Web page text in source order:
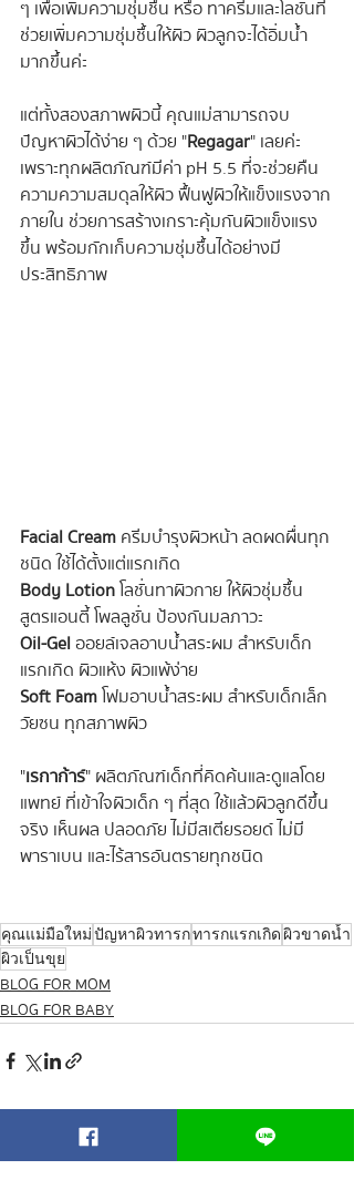
ๆ เพื่อเพิ่มความชุ่มชื้น หรือ ทาครีมและโลชั่นที่
ช่วยเพิ่มความชุ่มชื้นให้ผิว ผิวลูกจะได้อิ่มน้ำ
มากขึ้นค่ะ
แต่ทั้งสองสภาพผิวนี้ คุณแม่สามารถจบ
ปัญหาผิวได้ง่าย ๆ ด้วย "Regagar" เลยค่ะ
เพราะทุกผลิตภัณฑ์มีค่า pH 5.5 ที่จะช่วยคืน
ความความสมดุลให้ผิว ฟื้นฟูผิวให้แข็งแรงจาก
ภายใน ช่วยการสร้างเกราะคุ้มกันผิวแข็งแรง
ขึ้น พร้อมกักเก็บความชุ่มชื้นได้อย่างมี
ประสิทธิภาพ
Facial Cream ครีมบำรุงผิวหน้า ลดผดผื่นทุก
ชนิด ใช้ได้ตั้งแต่แรกเกิด
Body Lotion โลชั่นทาผิวกาย ให้ผิวชุ่มชื้น
สูตรแอนตี้ โพลลูชั่น ป้องกันมลภาวะ
Oil-Gel ออยล์เจลอาบน้ำสระผม สำหรับเด็ก
แรกเกิด ผิวแห้ง ผิวแพ้ง่าย
Soft Foam โฟมอาบน้ำสระผม สำหรับเด็กเล็ก
วัยซน ทุกสภาพผิว
"เรกาก้าร์" ผลิตภัณฑ์เด็กที่คิดค้นและดูแลโดย
แพทย์ ที่เข้าใจผิวเด็ก ๆ ที่สุด ใช้แล้วผิวลูกดีขึ้น
จริง เห็นผล ปลอดภัย ไม่มีสเตียรอยด์ ไม่มี
พาราเบน และไร้สารอันตรายทุกชนิด
คุณแม่มือใหม่ปัญหาผิวทารกทารกแรกเกิดผิวขาดน้ำ
ผิวเป็นขุย
BLOG FOR MOM
BLOG FOR BABY
โพสต์ล่าสุด